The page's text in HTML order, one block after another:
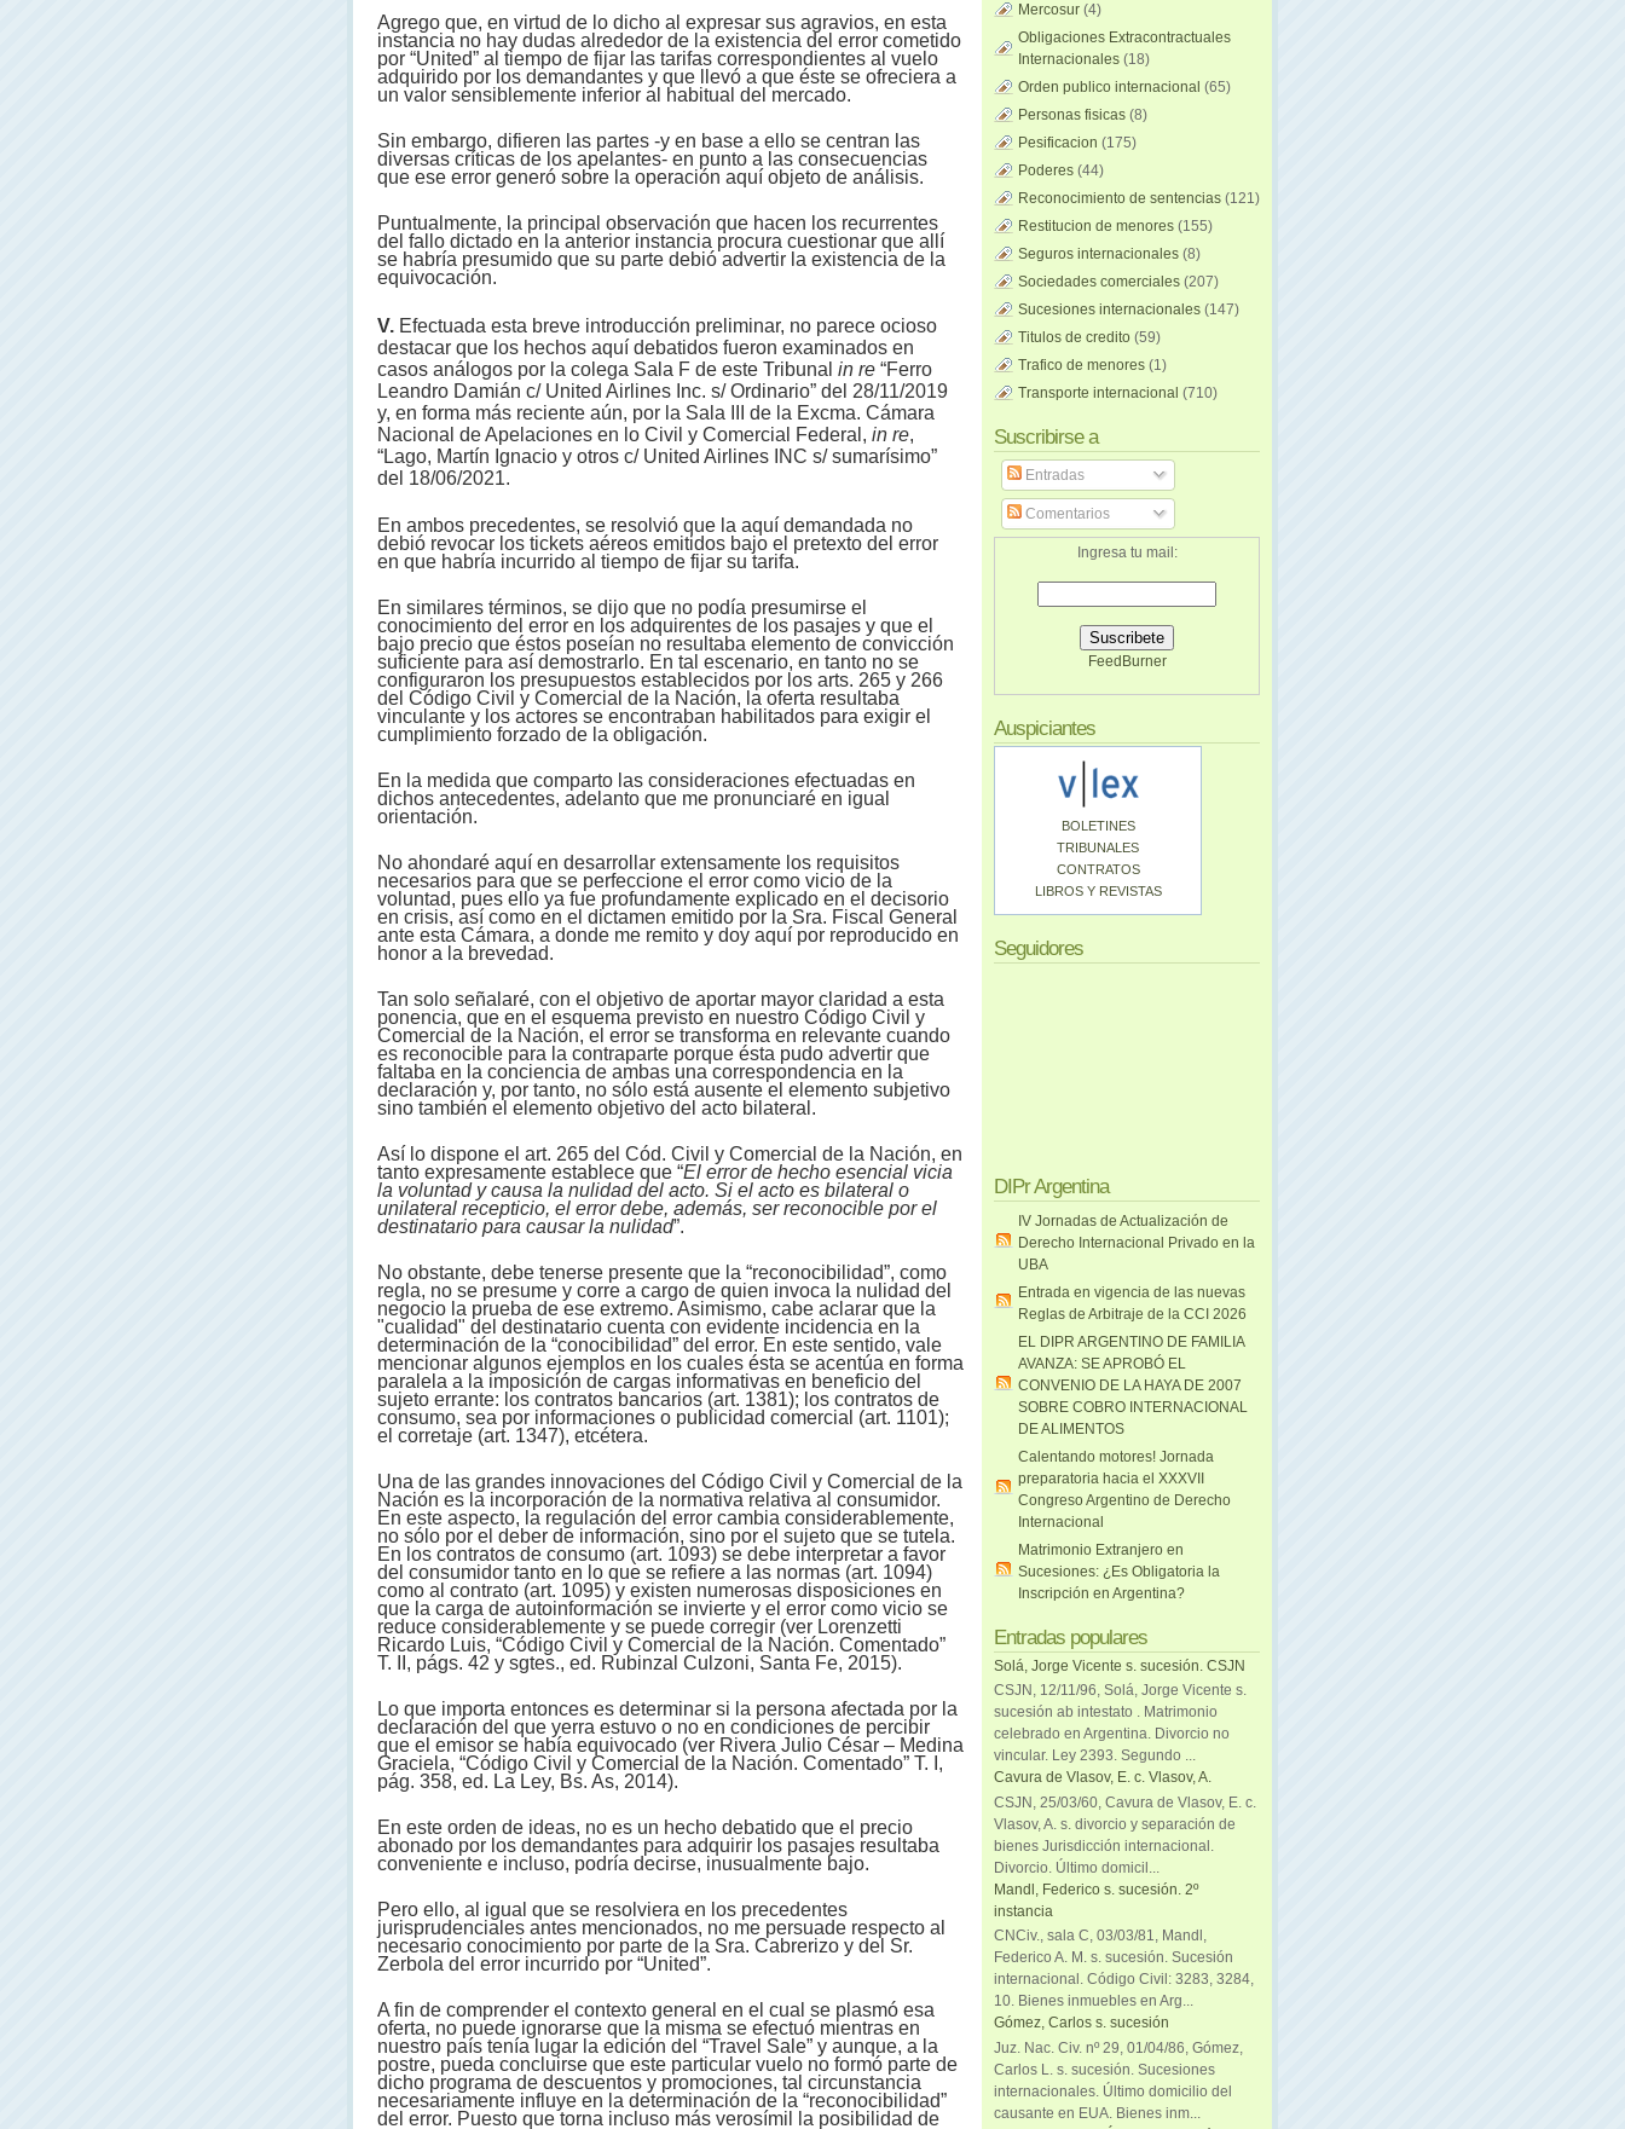
Agrego que, en virtud de lo dicho al expresar sus agravios, en esta
instancia no hay dudas alrededor de la existencia del error cometido
por “United” al tiempo de fijar las tarifas correspondientes al vuelo
adquirido por los demandantes y que llevó a que éste se ofreciera a
un valor sensiblemente inferior al habitual del mercado.
Sin embargo, difieren las partes -y en base a ello se centran las
diversas críticas de los apelantes- en punto a las consecuencias
que ese error generó sobre la operación aquí objeto de análisis.
Puntualmente, la principal observación que hacen los recurrentes
del fallo dictado en la anterior instancia procura cuestionar que allí
se habría presumido que su parte debió advertir la existencia de la
equivocación.
V. Efectuada esta breve introducción preliminar, no parece ocioso
destacar que los hechos aquí debatidos fueron examinados en
casos análogos por la colega Sala F de este Tribunal in re “Ferro
Leandro Damián c/ United Airlines Inc. s/ Ordinario” del 28/11/2019
y, en forma más reciente aún, por la Sala III de la Excma. Cámara
Nacional de Apelaciones en lo Civil y Comercial Federal, in re,
“Lago, Martín Ignacio y otros c/ United Airlines INC s/ sumarísimo”
del 18/06/2021.
En ambos precedentes, se resolvió que la aquí demandada no
debió revocar los tickets aéreos emitidos bajo el pretexto del error
en que habría incurrido al tiempo de fijar su tarifa.
En similares términos, se dijo que no podía presumirse el
conocimiento del error en los adquirentes de los pasajes y que el
bajo precio que éstos poseían no resultaba elemento de convicción
suficiente para así demostrarlo. En tal escenario, en tanto no se
configuraron los presupuestos establecidos por los arts. 265 y 266
del Código Civil y Comercial de la Nación, la oferta resultaba
vinculante y los actores se encontraban habilitados para exigir el
cumplimiento forzado de la obligación.
En la medida que comparto las consideraciones efectuadas en
dichos antecedentes, adelanto que me pronunciaré en igual
orientación.
No ahondaré aquí en desarrollar extensamente los requisitos
necesarios para que se perfeccione el error como vicio de la
voluntad, pues ello ya fue profundamente explicado en el decisorio
en crisis, así como en el dictamen emitido por la Sra. Fiscal General
ante esta Cámara, a donde me remito y doy aquí por reproducido en
honor a la brevedad.
Tan solo señalaré, con el objetivo de aportar mayor claridad a esta
ponencia, que en el esquema previsto en nuestro Código Civil y
Comercial de la Nación, el error se transforma en relevante cuando
es reconocible para la contraparte porque ésta pudo advertir que
faltaba en la conciencia de ambas una correspondencia en la
declaración y, por tanto, no sólo está ausente el elemento subjetivo
sino también el elemento objetivo del acto bilateral.
Así lo dispone el art. 265 del Cód. Civil y Comercial de la Nación, en
tanto expresamente establece que “El error de hecho esencial vicia
la voluntad y causa la nulidad del acto. Si el acto es bilateral o
unilateral recepticio, el error debe, además, ser reconocible por el
destinatario para causar la nulidad”.
No obstante, debe tenerse presente que la “reconocibilidad”, como
regla, no se presume y corre a cargo de quien invoca la nulidad del
negocio la prueba de ese extremo. Asimismo, cabe aclarar que la
"cualidad" del destinatario cuenta con evidente incidencia en la
determinación de la “conocibilidad” del error. En este sentido, vale
mencionar algunos ejemplos en los cuales ésta se acentúa en forma
paralela a la imposición de cargas informativas en beneficio del
sujeto errante: los contratos bancarios (art. 1381); los contratos de
consumo, sea por informaciones o publicidad comercial (art. 1101);
el corretaje (art. 1347), etcétera.
Una de las grandes innovaciones del Código Civil y Comercial de la
Nación es la incorporación de la normativa relativa al consumidor.
En este aspecto, la regulación del error cambia considerablemente,
no sólo por el deber de información, sino por el sujeto que se tutela.
En los contratos de consumo (art. 1093) se debe interpretar a favor
del consumidor tanto en lo que se refiere a las normas (art. 1094)
como al contrato (art. 1095) y existen numerosas disposiciones en
que la carga de autoinformación se invierte y el error como vicio se
reduce considerablemente y se puede corregir (ver Lorenzetti
Ricardo Luis, “Código Civil y Comercial de la Nación. Comentado”
T. II, págs. 42 y sgtes., ed. Rubinzal Culzoni, Santa Fe, 2015).
Lo que importa entonces es determinar si la persona afectada por la
declaración del que yerra estuvo o no en condiciones de percibir
que el emisor se había equivocado (ver Rivera Julio César – Medina
Graciela, “Código Civil y Comercial de la Nación. Comentado” T. I,
pág. 358, ed. La Ley, Bs. As, 2014).
En este orden de ideas, no es un hecho debatido que el precio
abonado por los demandantes para adquirir los pasajes resultaba
conveniente e incluso, podría decirse, inusualmente bajo.
Pero ello, al igual que se resolviera en los precedentes
jurisprudenciales antes mencionados, no me persuade respecto al
necesario conocimiento por parte de la Sra. Cabrerizo y del Sr.
Zerbola del error incurrido por “United”.
A fin de comprender el contexto general en el cual se plasmó esa
oferta, no puede ignorarse que la misma se efectuó mientras en
nuestro país tenía lugar la edición del “Travel Sale” y aunque, a la
postre, pueda concluirse que este particular vuelo no formó parte de
dicho programa de descuentos y promociones, tal circunstancia
necesariamente influye en la determinación de la “reconocibilidad”
del error. Puesto que torna incluso más verosímil la posibilidad de
Mercosur (4)
Obligaciones Extracontractuales
Internacionales (18)
Orden publico internacional (65)
Personas fisicas (8)
Pesificacion (175)
Poderes (44)
Reconocimiento de sentencias (121)
Restitucion de menores (155)
Seguros internacionales (8)
Sociedades comerciales (207)
Sucesiones internacionales (147)
Titulos de credito (59)
Trafico de menores (1)
Transporte internacional (710)
Suscribirse a
Entradas
Comentarios
Ingresa tu mail:
FeedBurner
Auspiciantes
BOLETINES
TRIBUNALES
CONTRATOS
LIBROS Y REVISTAS
Seguidores
DIPr Argentina
IV Jornadas de Actualización de
Derecho Internacional Privado en la
UBA
Entrada en vigencia de las nuevas
Reglas de Arbitraje de la CCI 2026
EL DIPR ARGENTINO DE FAMILIA
AVANZA: SE APROBÓ EL
CONVENIO DE LA HAYA DE 2007
SOBRE COBRO INTERNACIONAL
DE ALIMENTOS
Calentando motores! Jornada
preparatoria hacia el XXXVII
Congreso Argentino de Derecho
Internacional
Matrimonio Extranjero en
Sucesiones: ¿Es Obligatoria la
Inscripción en Argentina?
Entradas populares
Solá, Jorge Vicente s. sucesión. CSJN
CSJN, 12/11/96, Solá, Jorge Vicente s.
sucesión ab intestato . Matrimonio
celebrado en Argentina. Divorcio no
vincular. Ley 2393. Segundo ...
Cavura de Vlasov, E. c. Vlasov, A.
CSJN, 25/03/60, Cavura de Vlasov, E. c.
Vlasov, A. s. divorcio y separación de
bienes Jurisdicción internacional.
Divorcio. Último domicil...
Mandl, Federico s. sucesión. 2º
instancia
CNCiv., sala C, 03/03/81, Mandl,
Federico A. M. s. sucesión. Sucesión
internacional. Código Civil: 3283, 3284,
10. Bienes inmuebles en Arg...
Gómez, Carlos s. sucesión
Juz. Nac. Civ. nº 29, 01/04/86, Gómez,
Carlos L. s. sucesión. Sucesiones
internacionales. Último domicilio del
causante en EUA. Bienes inm...